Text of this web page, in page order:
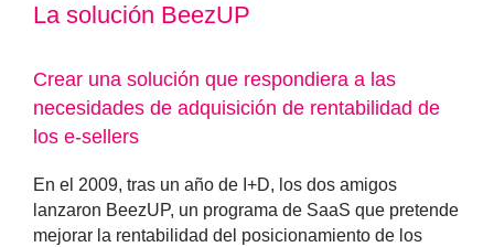
La solución BeezUP
Crear una solución que respondiera a las
necesidades de adquisición de rentabilidad de
los e-sellers
En el 2009, tras un año de I+D, los dos amigos
lanzaron BeezUP, un programa de SaaS que pretende
mejorar la rentabilidad del posicionamiento de los